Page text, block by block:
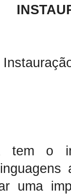
tem o
uma